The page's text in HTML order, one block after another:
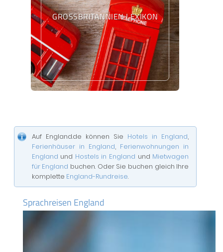
GROSSBRITANNIEN LEXIKON
Auf England.de können Sie Hotels in England,
Ferienhäuser in England, Ferienwohnungen in
England und Hostels in England und Mietwagen
für England buchen. Oder Sie buchen gleich Ihre
komplette England-Rundreise.
Sprachreisen England